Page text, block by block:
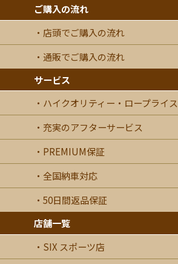
ご購入の流れ
店頭でご購入の流れ
通販でご購入の流れ
サービス
ハイクオリティー・ロープライス
充実のアフターサービス
PREMIUM保証
全国納車対応
50日間返品保証
店舗一覧
SIX スポーツ店